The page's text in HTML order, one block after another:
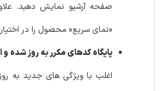
صفحه آرشیو نمایش دهید.
«نمای سریع» محصول را در اختیار
پایگاه کدهای مکرر به روز شده و
اغلب با ویژگی های جدید به